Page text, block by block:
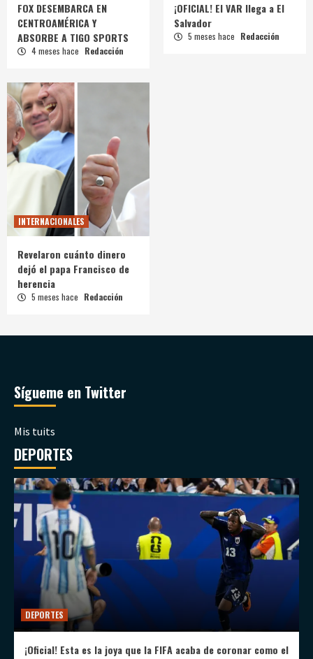
FOX DESEMBARCA EN
CENTROAMÉRICA Y
ABSORBE A TIGO SPORTS
4 meses hace Redacción
¡OFICIAL! El VAR llega a El
Salvador
5 meses hace Redacción
INTERNACIONALES
Revelaron cuánto dinero
dejó el papa Francisco de
herencia
5 meses hace Redacción
Sígueme en Twitter
Mis tuits
DEPORTES
DEPORTES
¡Oficial! Esta es la joya que la FIFA acaba de coronar como el